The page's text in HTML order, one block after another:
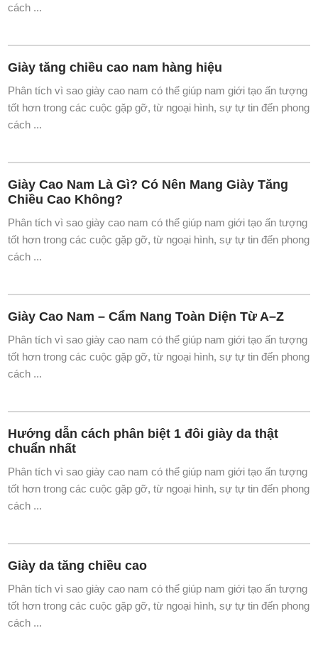
cách ...
Giày tăng chiều cao nam hàng hiệu
Phân tích vì sao giày cao nam có thể giúp nam giới tạo ấn tượng
tốt hơn trong các cuộc gặp gỡ, từ ngoại hình, sự tự tin đến phong
cách ...
Giày Cao Nam Là Gì? Có Nên Mang Giày Tăng
Chiều Cao Không?
Phân tích vì sao giày cao nam có thể giúp nam giới tạo ấn tượng
tốt hơn trong các cuộc gặp gỡ, từ ngoại hình, sự tự tin đến phong
cách ...
Giày Cao Nam – Cẩm Nang Toàn Diện Từ A–Z
Phân tích vì sao giày cao nam có thể giúp nam giới tạo ấn tượng
tốt hơn trong các cuộc gặp gỡ, từ ngoại hình, sự tự tin đến phong
cách ...
Hướng dẫn cách phân biệt 1 đôi giày da thật
chuẩn nhất
Phân tích vì sao giày cao nam có thể giúp nam giới tạo ấn tượng
tốt hơn trong các cuộc gặp gỡ, từ ngoại hình, sự tự tin đến phong
cách ...
Giày da tăng chiều cao
Phân tích vì sao giày cao nam có thể giúp nam giới tạo ấn tượng
tốt hơn trong các cuộc gặp gỡ, từ ngoại hình, sự tự tin đến phong
cách ...